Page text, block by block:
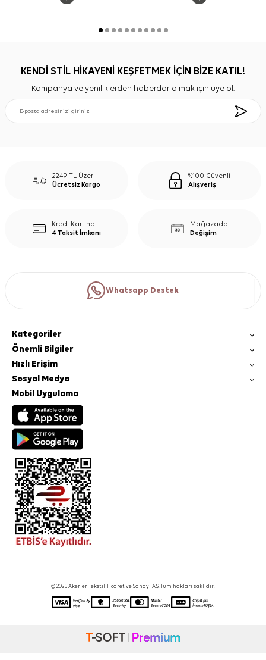
KENDİ STİL HİKAYENİ KEŞFETMEK İÇİN BİZE KATIL!
Kampanya ve yeniliklerden haberdar olmak için üye ol.
2249 TL Üzeri
Ücretsiz Kargo
%100 Güvenli
Alışveriş
Kredi Kartına
4 Taksit İmkanı
Mağazada
Değişim
Whatsapp Destek
Kategoriler
Önemli Bilgiler
Hızlı Erişim
Sosyal Medya
Mobil Uygulama
© 2025 Akerler Tekstil Ticaret ve Sanayi A.Ş. Tüm hakları saklıdır.